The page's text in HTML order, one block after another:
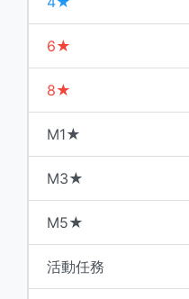
6★
8★
M1★
M3★
M5★
活動任務